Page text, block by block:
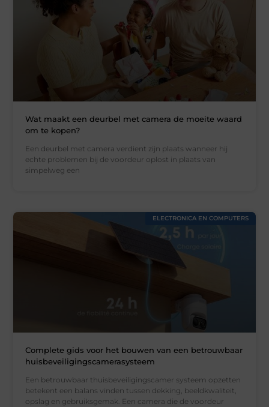
Wat maakt een deurbel met camera de moeite waard
om te kopen?
Een deurbel met camera verdient zijn plaats wanneer hij
echte problemen bij de voordeur oplost in plaats van
simpelweg een
ELECTRONICA EN COMPUTERS
Complete gids voor het bouwen van een betrouwbaar
huisbeveiligingscamerasysteem
Een betrouwbaar thuisbeveiligingscamer systeem opzetten
betekent een balans vinden tussen dekking, beeldkwaliteit,
opslag en gebruiksgemak. Een camera die de voordeur